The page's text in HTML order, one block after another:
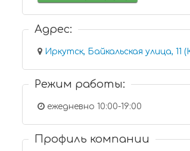
Адрес:
Иркутск, Байкальская улица, 11
Режим работы:
ежедневно 10:00-19:00
Профиль компании